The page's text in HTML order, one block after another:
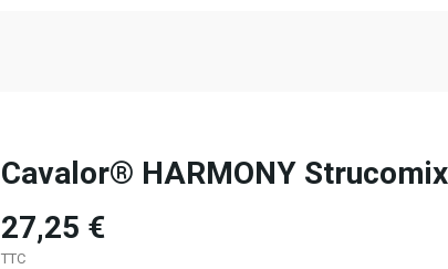
Cavalor® HARMONY
27,25 €
TTC